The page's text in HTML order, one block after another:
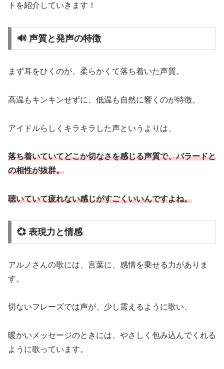
トを紹介していきます！
🔊 声質と発声の特徴
まず耳をひくのが、柔らかくて落ち着いた声質。
高温もキンキンせずに、低温も自然に響くのが特徴。
アイドルらしくキラキラした声というよりは、
落ち着いていてどこか切なさを感じる声質で、バラードと
の相性が抜群。
聴いていて疲れない感じがすごくいいんですよね。
💞 表現力と情感
アルノさんの歌には、言葉に、感情を乗せる力がありま
す。
切ないフレーズでは声が、少し震えるように歌い、
暖かいメッセージのときには、やさしく包み込んでくれる
ように歌っています。